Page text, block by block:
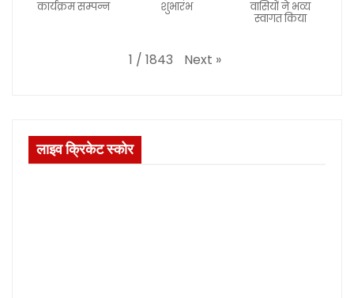
कार्यक्रम सम्पन्न
शुभारंभ
वासियों ने भव्य
स्वागत किया
1 / 1843 Next »
लाइव क्रिकेट स्कोर